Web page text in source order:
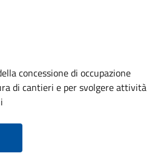
concessione di occupazione
di cantieri e per svolgere attività